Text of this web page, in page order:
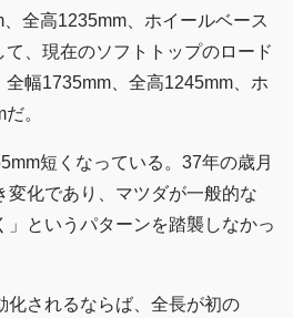
全高1235mm、ホイールベース
、現在のソフトトップのロード
幅1735mm、全高1245mm、ホ
。
短くなっている。37年の歳月
変化であり、マツダが一般的な
」というパターンを踏襲しなかっ
化されるならば、全長が初の